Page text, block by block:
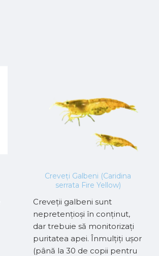
Creveți Galbeni (Caridina
serrata Fire Yellow)
Creveții galbeni sunt
nepretențioși în conținut,
dar trebuie să monitorizați
puritatea apei. Înmulțiți ușor
(până la 30 de copii pentru